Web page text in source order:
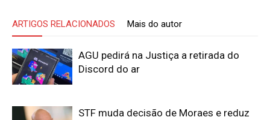
ARTIGOS RELACIONADOS Mais do autor
AGU pedirá na Justiça a retirada do
Discord do ar
STF muda decisão de Moraes e reduz